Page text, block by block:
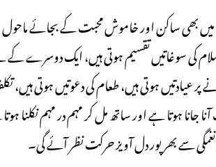
بھی ساکن اور خاموش محبت کے بجائے ماحول
کی سوغاتیں تقسیم ہوتی ہیں، ایک دوسرے
پر عیادتیں ہوتی ہیں، طعام کی دعوتیں ہوتی
ہوتا ہے اور ساتھ مل کر مہم در مہم
سے بھرپور دل آویز حرکت نظر آئے گی۔